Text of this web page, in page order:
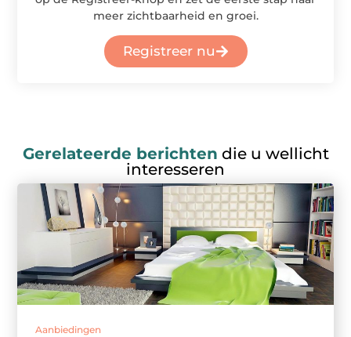
meer zichtbaarheid en groei.
Registreer nu
Gerelateerde berichten die u wellicht
interesseren
Aanbiedingen